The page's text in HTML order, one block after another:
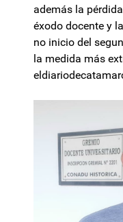
además la
éxodo docente y
no inicio del
la medida más